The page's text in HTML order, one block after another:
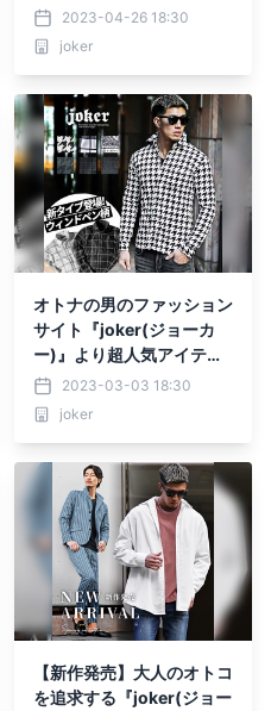
2点が4月26日に発売開
始。
2023-04-26 18:30
joker
オトナの男のファッション
サイト『joker(ジョーカ
ー)』より超人気アイテム
3点の新タイプが3月4日に
登場。
2023-03-03 18:30
joker
【新作発売】大人のオトコ
を追求する『joker(ジョー